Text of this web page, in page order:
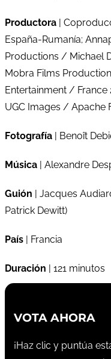
Productora |
España-Rumanía;
Productions / Michael
Mobra Films
Entertainment /
UGC Images / Apache
Fotografía | Benoît
Música | Alexandre
Guión | Jacques
Patrick Dewitt)
País | Francia
Duración | 121 minutos
VOTA AHORA
¡Haz clic y puntúa